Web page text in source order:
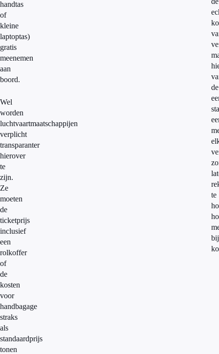
handtas
of
kleine
laptoptas)
gratis
meenemen
aan
boord.
Wel
worden
luchtvaartmaatschappijen
verplicht
transparanter
hierover
te
zijn.
Ze
moeten
de
ticketprijs
inclusief
een
rolkoffer
of
de
kosten
voor
handbagage
straks
als
standaardprijs
tonen
de
te